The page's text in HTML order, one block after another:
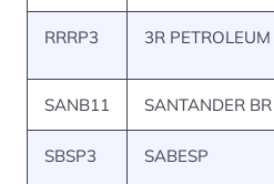
RRRP3 3R PETROLEUM
SANB11 SANTANDER BR
SBSP3 SABESP